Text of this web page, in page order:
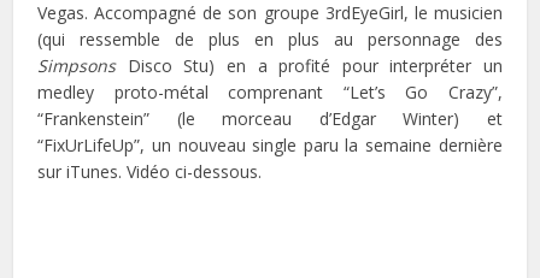
Vegas. Accompagné de son groupe 3rdEyeGirl, le musicien
(qui ressemble de plus en plus au personnage des
SimpsonsDisco Stu) en a profité pour interpréter un
medley proto-métal comprenant “Let’s Go Crazy”,
“Frankenstein” (le morceau d’Edgar Winter) et
“FixUrLifeUp”, un nouveau single paru la semaine dernière
sur iTunes. Vidéo ci-dessous.